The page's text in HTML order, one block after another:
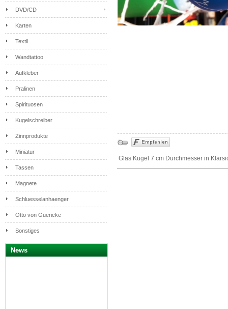
Glas Kugel 7 cm Durchmesser in
DVD/CD
Karten
Textil
Wandtattoo
Aufkleber
Pralinen
Spirituosen
Kugelschreiber
Zinnprodukte
Miniatur
Tassen
Magnete
Schluesselanhaenger
Otto von Guericke
Sonstiges
News